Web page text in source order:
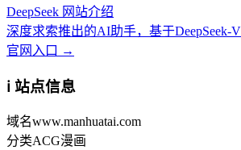
DeepSeek 网站介绍
深度求索推出的AI助手，基于DeepSeek-
官网入口 →
ℹ️ 站点信息
域名www.manhuatai.com
分类ACG漫画